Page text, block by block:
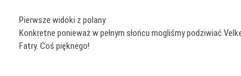
Pierwsze widoki z polany
Konkretne ponieważ w pełnym słońcu mogliśmy podziwiać
Fatry. Coś pięknego!